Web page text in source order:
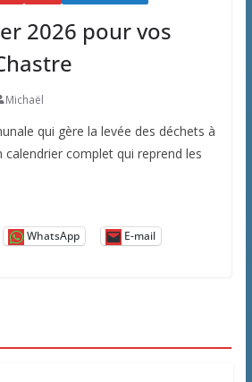
2026 pour vos
Michaël
qui gère la levée des déchets à
calendrier complet qui reprend les
WhatsApp E-mail